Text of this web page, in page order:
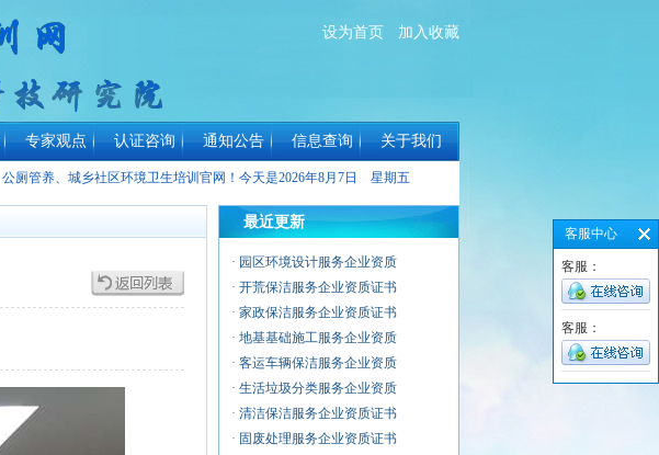
设为首页 加入收藏
专家观点 认证咨询 通知公告 信息查询 关于我们
厕管养、城乡社区环境卫生培训官网！今天是2026年8月7日 星期五
最近更新
· 园区环境设计服务企业资质
· 开荒保洁服务企业资质证书
· 家政保洁服务企业资质证书
· 地基基础施工服务企业资质
· 客运车辆保洁服务企业资质
· 生活垃圾分类服务企业资质
· 清洁保洁服务企业资质证书
· 固废处理服务企业资质证书
客服中心
客服：
客服：